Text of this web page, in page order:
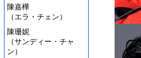
陳嘉樺
（エラ・チェン）
陳珊妮
（サンディー・チャ
ン）